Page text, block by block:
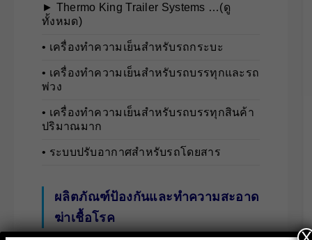
► Thermo King Trailer Systems …(ดู
ทั้งหมด)
• เครื่องทำความเย็นสำหรับรถกระบะ
• เครื่องทำความเย็นสำหรับรถบรรทุกและรถ
พ่วง
• เครื่องทำความเย็นสำหรับรถบรรทุกสินค้า
ปริมาณมาก
• ระบบปรับอากาศสำหรับรถโดยสาร
ผลิตภัณฑ์ป้องกันและทำความสะอาด
ฆ่าเชื้อโรค